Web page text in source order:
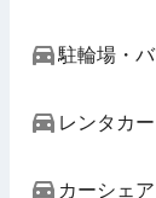
駐輪場・バ
レンタカ
カーシェ